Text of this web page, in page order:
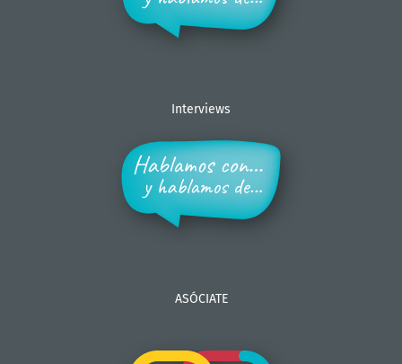
Interviews
ASÓCIATE